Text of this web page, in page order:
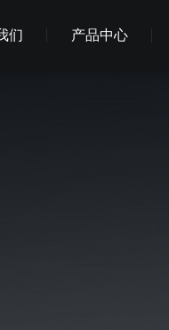
们 产品中心